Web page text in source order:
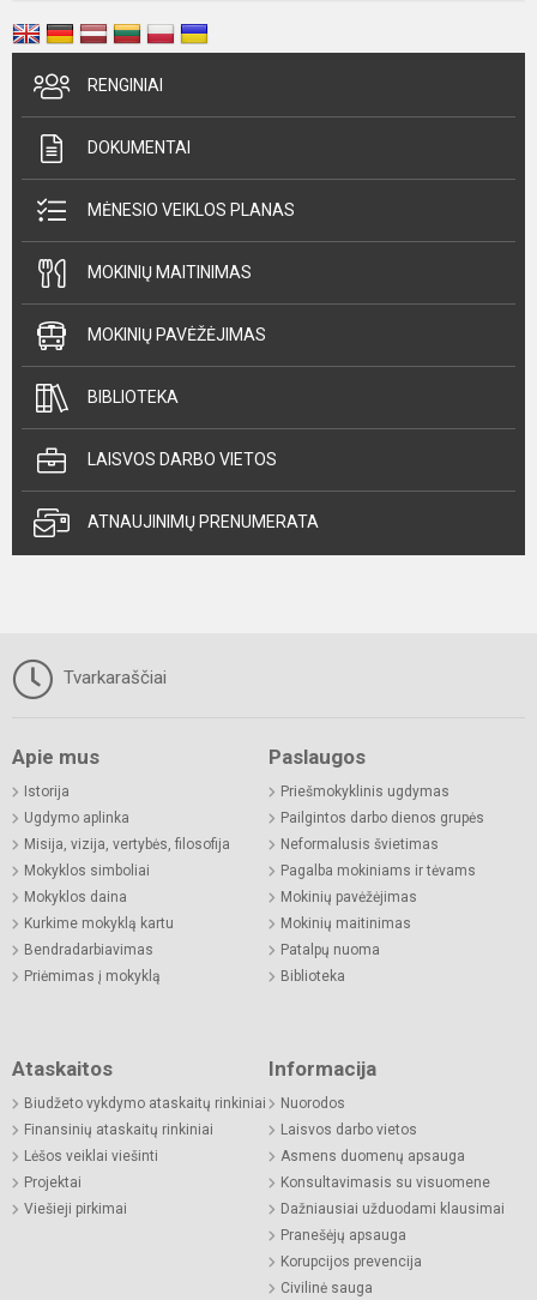
RENGINIAI
DOKUMENTAI
MĖNESIO VEIKLOS PLANAS
MOKINIŲ MAITINIMAS
MOKINIŲ PAVĖŽĖJIMAS
BIBLIOTEKA
LAISVOS DARBO VIETOS
ATNAUJINIMŲ PRENUMERATA
Tvarkaraščiai
Apie mus
Istorija
Ugdymo aplinka
Misija, vizija, vertybės, filosofija
Mokyklos simboliai
Mokyklos daina
Kurkime mokyklą kartu
Bendradarbiavimas
Priėmimas į mokyklą
Paslaugos
Priešmokyklinis ugdymas
Pailgintos darbo dienos grupės
Neformalusis švietimas
Pagalba mokiniams ir tėvams
Mokinių pavėžėjimas
Mokinių maitinimas
Patalpų nuoma
Biblioteka
Ataskaitos
Biudžeto vykdymo ataskaitų rinkiniai
Finansinių ataskaitų rinkiniai
Lėšos veiklai viešinti
Projektai
Viešieji pirkimai
Informacija
Nuorodos
Laisvos darbo vietos
Asmens duomenų apsauga
Konsultavimasis su visuomene
Dažniausiai užduodami klausimai
Pranešėjų apsauga
Korupcijos prevencija
Civilinė sauga